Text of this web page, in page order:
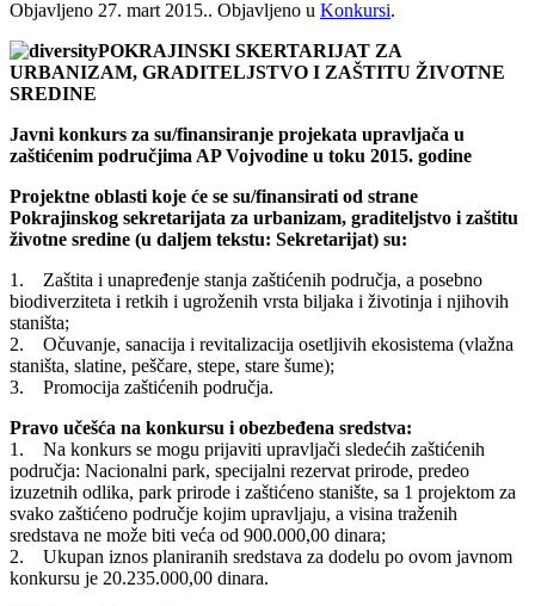
Objavljeno 27. mart 2015.. Objavljeno u Konkursi.
POKRAJINSKI SKERTARIJAT ZA
URBANIZAM, GRADITELJSTVO I ZAŠTITU ŽIVOTNE
SREDINE
Javni konkurs za su/finansiranje projekata upravljača u
zaštićenim područjima AP Vojvodine u toku 2015. godine
Projektne oblasti koje će se su/finansirati od strane
Pokrajinskog sekretarijata za urbanizam, graditeljstvo i zaštitu
životne sredine (u daljem tekstu: Sekretarijat) su:
1. Zaštita i unapređenje stanja zaštićenih područja, a posebno
biodiverziteta i retkih i ugroženih vrsta biljaka i životinja i njihovih
staništa;
2. Očuvanje, sanacija i revitalizacija osetljivih ekosistema (vlažna
staništa, slatine, peščare, stepe, stare šume);
3. Promocija zaštićenih područja.
Pravo učešća na konkursu i obezbeđena sredstva:
1. Na konkurs se mogu prijaviti upravljači sledećih zaštićenih
područja: Nacionalni park, specijalni rezervat prirode, predeo
izuzetnih odlika, park prirode i zaštićeno stanište, sa 1 projektom za
svako zaštićeno područje kojim upravljaju, a visina traženih
sredstava ne može biti veća od 900.000,00 dinara;
2. Ukupan iznos planiranih sredstava za dodelu po ovom javnom
konkursu je 20.235.000,00 dinara.